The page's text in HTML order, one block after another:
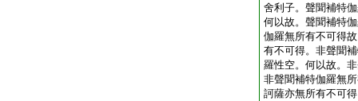
舍利子。聲聞補特
何以故。聲聞補特
伽羅無所有不可得
有不可得。非聲聞
羅性空。何以故。
非聲聞補特伽羅無
訶薩亦無所有不可